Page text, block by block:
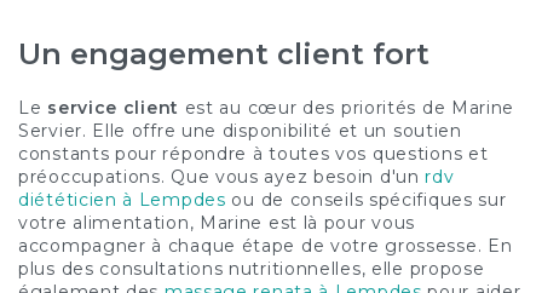
Un engagement client fort
Le service client est au cœur des priorités de Marine
Servier. Elle offre une disponibilité et un soutien
constants pour répondre à toutes vos questions et
préoccupations. Que vous ayez besoin d'unrdv
diététicien à Lempdes ou de conseils spécifiques sur
votre alimentation, Marine est là pour vous
accompagner à chaque étape de votre grossesse. En
plus des consultations nutritionnelles, elle propose